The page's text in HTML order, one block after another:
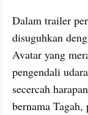
Dalam trailer
disuguhkan
Avatar yang
pengendali
secercah
bernama